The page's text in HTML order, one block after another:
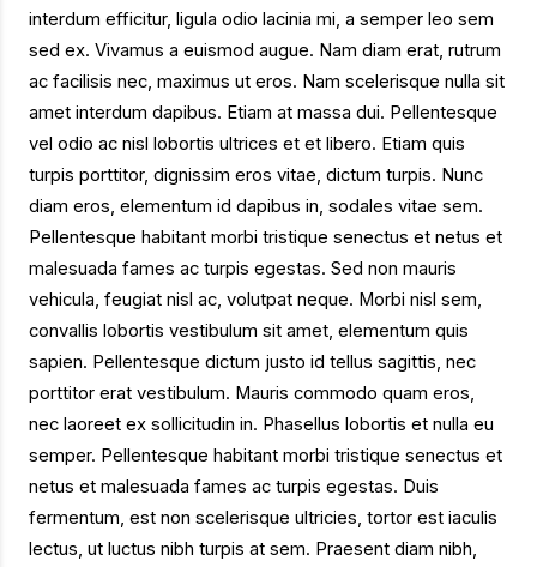
interdum efficitur, ligula odio lacinia mi, a semper leo sem
sed ex. Vivamus a euismod augue. Nam diam erat, rutrum
ac facilisis nec, maximus ut eros. Nam scelerisque nulla sit
amet interdum dapibus. Etiam at massa dui. Pellentesque
vel odio ac nisl lobortis ultrices et et libero. Etiam quis
turpis porttitor, dignissim eros vitae, dictum turpis. Nunc
diam eros, elementum id dapibus in, sodales vitae sem.
Pellentesque habitant morbi tristique senectus et netus et
malesuada fames ac turpis egestas. Sed non mauris
vehicula, feugiat nisl ac, volutpat neque. Morbi nisl sem,
convallis lobortis vestibulum sit amet, elementum quis
sapien. Pellentesque dictum justo id tellus sagittis, nec
porttitor erat vestibulum. Mauris commodo quam eros,
nec laoreet ex sollicitudin in. Phasellus lobortis et nulla eu
semper. Pellentesque habitant morbi tristique senectus et
netus et malesuada fames ac turpis egestas. Duis
fermentum, est non scelerisque ultricies, tortor est iaculis
lectus, ut luctus nibh turpis at sem. Praesent diam nibh,